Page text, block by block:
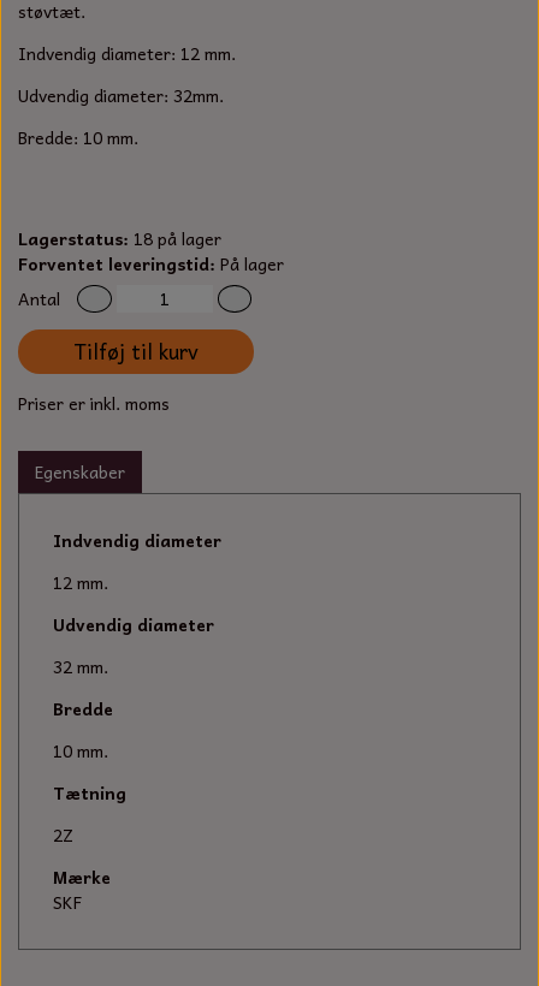
SORTIMENT
TECUMSEH
OLIE TIL SMÅMOTORER & HAVEMASKINER
SPÆNDEBÅND
BENSINSLANGE OG FILTRE
STARTSNOR OG TILBEHØR
UNIVERSAL KABLER OG TILBEHØR
UNIVERSAL REMSKIVER OG STYRERULLER
KÆDER TIL MOTORSAV
KLINGSPOR
BATTERILADEAPPARAT
KNIVE OG TILBEHØR
VÆRKTØJSSÆT
FEDTPRESSER
støvtæt.
Indvendig diameter: 12 mm.
Udvendig diameter: 32mm.
Bredde: 10 mm.
Lagerstatus: 18 på lager
Forventet leveringstid: På lager
Antal
Tilføj til kurv
Priser er inkl. moms
Egenskaber
Indvendig diameter
12 mm.
Udvendig diameter
32 mm.
Bredde
10 mm.
Tætning
2Z
Mærke
SKF